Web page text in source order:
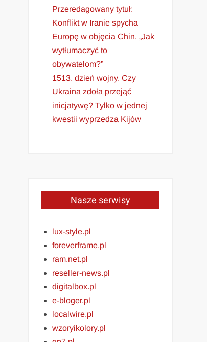
Przeredagowany tytuł:
Konflikt w Iranie spycha
Europę w objęcia Chin. „Jak
wytłumaczyć to
obywatelom?”
1513. dzień wojny. Czy
Ukraina zdoła przejąć
inicjatywę? Tylko w jednej
kwestii wyprzedza Kijów
Nasze serwisy
lux-style.pl
foreverframe.pl
ram.net.pl
reseller-news.pl
digitalbox.pl
e-bloger.pl
localwire.pl
wzoryikolory.pl